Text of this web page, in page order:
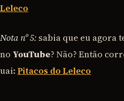
Leleco
Nota nº 5: sabia que eu agora
no YouTube? Não? Então
uai: Pitacos do Leleco